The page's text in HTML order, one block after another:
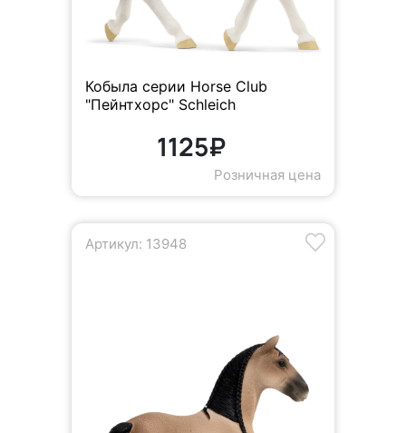
Кобыла серии Horse Club
"Пейнтхорс" Schleich
1125₽
Розничная цена
Артикул: 13948